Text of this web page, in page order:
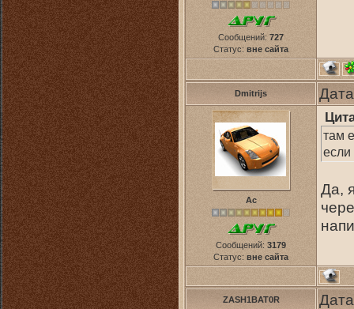
Сообщений: 727
Статус: вне сайта
Dmitrijs
Ас
Сообщений: 3179
Статус: вне сайта
там
если
Да,
ZASH1BAT0R